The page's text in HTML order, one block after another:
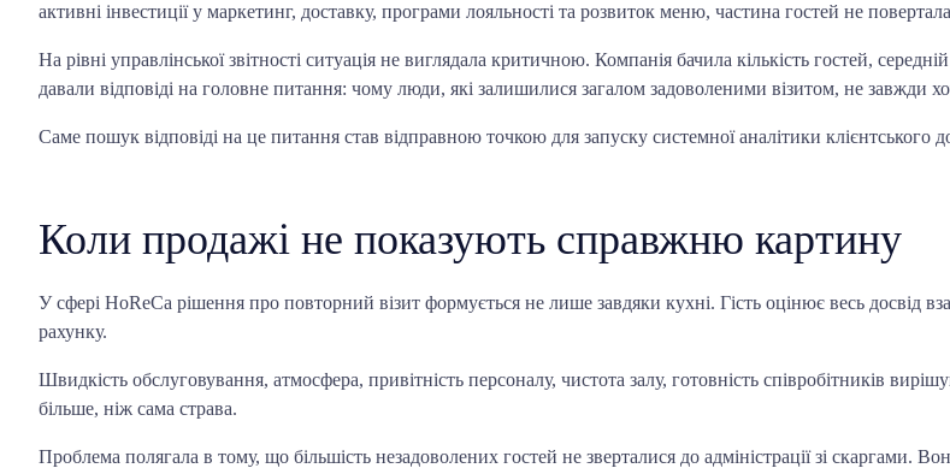
активні інвестиції у маркетинг, доставку, програми лояльності та розвиток меню, частина гостей не
На рівні управлінської звітності ситуація не виглядала критичною. Компанія бачила кількість гостей,
давали відповіді на головне питання: чому люди, які залишилися загалом задоволеними візитом, не завжди
Саме пошук відповіді на це питання став відправною точкою для запуску системної аналітики клієнтського
Коли продажі не показують справжню картину
У сфері HoReCa рішення про повторний візит формується не лише завдяки кухні. Гість оцінює весь досвід
рахунку.
Швидкість обслуговування, атмосфера, привітність персоналу, чистота залу, готовність співробітників
більше, ніж сама страва.
Проблема полягала в тому, що більшість незадоволених гостей не зверталися до адміністрації зі скаргами.